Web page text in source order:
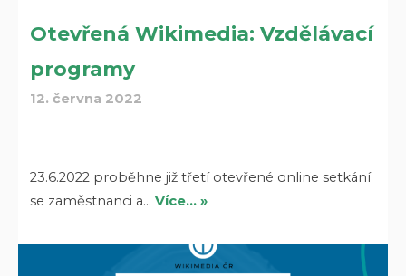
Otevřená Wikimedia: Vzdělávací
programy
12. června 2022
23.6.2022 proběhne již třetí otevřené online setkání
se zaměstnanci a…Více… »